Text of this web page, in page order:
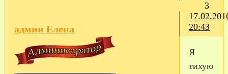
3
20:43
админ Елена
Я
тихую